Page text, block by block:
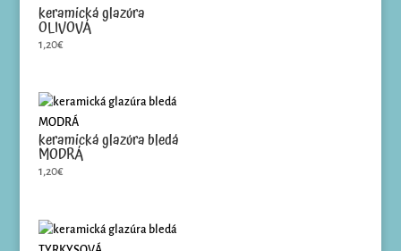
keramická glazúra
OLIVOVÁ
1,20€
keramická glazúra bledá
MODRÁ
1,20€